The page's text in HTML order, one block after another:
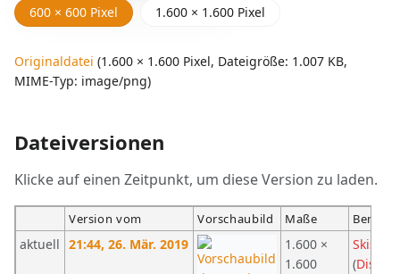
600 × 600 Pixel 1.600 × 1.600 Pixel
Originaldatei (1.600 × 1.600 Pixel, Dateigröße: 1.007 KB,
MIME-Typ: image/png)
Dateiversionen
Klicke auf einen Zeitpunkt, um diese Version zu laden.
Version vom Vorschaubild Maße
aktuell 21:44, 26. Mär. 2019
1.600 ×
1.600
(